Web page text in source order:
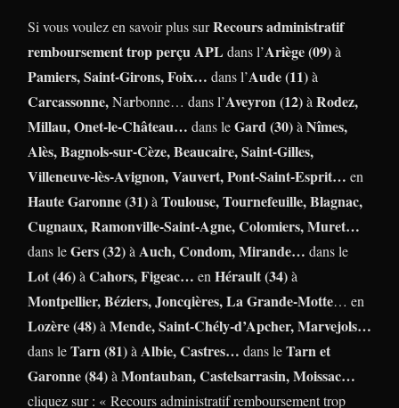
Si vous voulez en savoir plus surRecours administratif
remboursement trop perçu APL dans l’Ariège (09)à
Pamiers, Saint-Girons, Foix… dans l’Aude (11)à
Carcassonne,Narbonne… dans l’Aveyron (12)à Rodez,
Millau, Onet-le-Château… dans leGard (30)à Nîmes,
Alès, Bagnols-sur-Cèze, Beaucaire, Saint-Gilles,
Villeneuve-lès-Avignon, Vauvert, Pont-Saint-Esprit… en
Haute Garonne (31)à Toulouse, Tournefeuille, Blagnac,
Cugnaux, Ramonville-Saint-Agne, Colomiers, Muret…
dans leGers (32)à Auch, Condom, Mirande… dans le
Lot (46)à Cahors, Figeac… en Hérault (34)à
Montpellier, Béziers, Joncqières,La Grande-Motte… en
Lozère (48)à Mende, Saint-Chély-d’Apcher, Marvejols…
dans leTarn (81)à Albie, Castres… dans leTarn et
Garonne (84)à Montauban, Castelsarrasin, Moissac…
cliquez sur : « Recours administratif remboursement trop